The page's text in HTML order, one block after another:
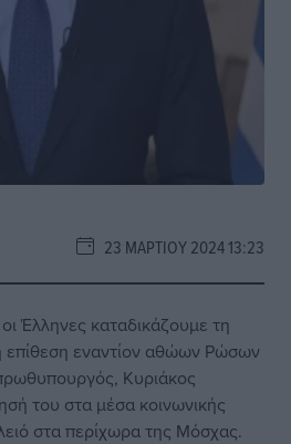
23 ΜΑΡΤΊΟΥ 2024 13:23
Έλληνες καταδικάζουμε τη
επίθεση εναντίον αθώων Ρώσων
Κυριάκος
του στα μέσα κοινωνικής
στα περίχωρα της Μόσχας.